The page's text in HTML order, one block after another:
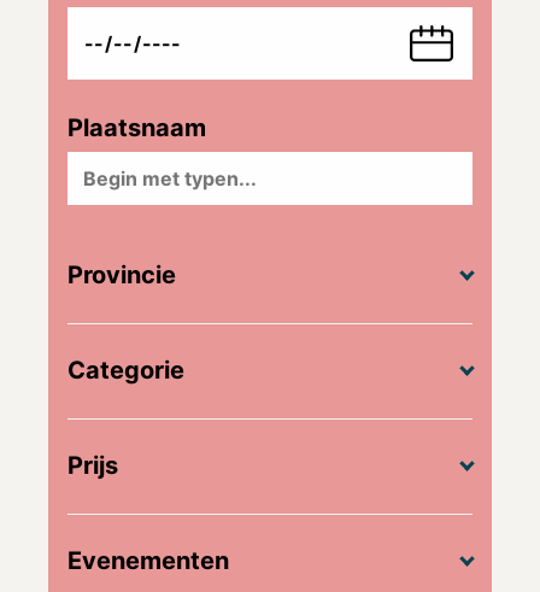
Plaatsnaam
Provincie
Categorie
Prijs
Evenementen